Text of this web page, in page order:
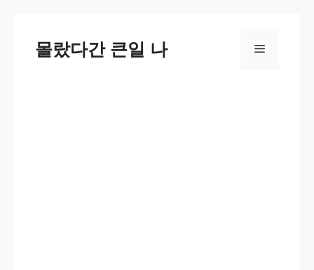
몰랐다간 큰일 나 메